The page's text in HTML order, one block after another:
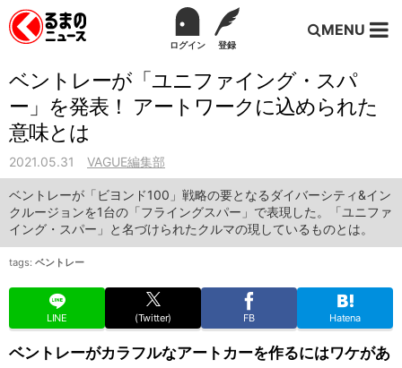
ログイン 登録
MENU
ベントレーが「ユニファイング・スパ
ー」を発表！ アートワークに込められた
意味とは
2021.05.31 VAGUE編集部
ベントレーが「ビヨンド100」戦略の要となるダイバーシティ&イン
クルージョンを1台の「フライングスパー」で表現した。「ユニファ
イング・スパー」と名づけられたクルマの現しているものとは。
tags: ベントレー
LINE (Twitter) FB Hatena
ベントレーがカラフルなアートカーを作るにはワケがあ